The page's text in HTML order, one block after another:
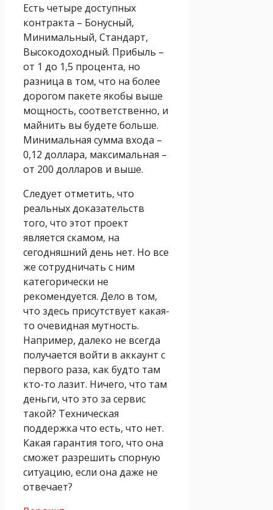
Есть четыре доступных
контракта – Бонусный,
Минимальный, Стандарт,
Высокодоходный. Прибыль –
от 1 до 1,5 процента, но
разница в том, что на более
дорогом пакете якобы выше
мощность, соответственно, и
майнить вы будете больше.
Минимальная сумма входа –
0,12 доллара, максимальная –
от 200 долларов и выше.
Следует отметить, что
реальных доказательств
того, что этот проект
является скамом, на
сегодняшний день нет. Но все
же сотрудничать с ним
категорически не
рекомендуется. Дело в том,
что здесь присутствует какая-
то очевидная мутность.
Например, далеко не всегда
получается войти в аккаунт с
первого раза, как будто там
кто-то лазит. Ничего, что там
деньги, что это за сервис
такой? Техническая
поддержка что есть, что нет.
Какая гарантия того, что она
сможет разрешить спорную
ситуацию, если она даже не
отвечает?